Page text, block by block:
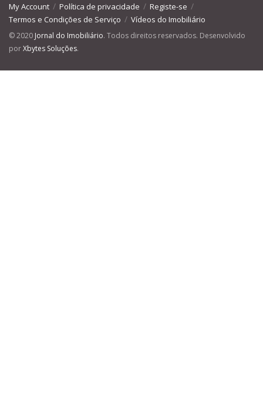
My Account
Política de privacidade
Registe-se
Termos e Condições de Serviço
Vídeos do Imobiliário
© 2020 Jornal do Imobiliário. Todos direitos reservados. Desenvolvido
porXbytes Soluções.